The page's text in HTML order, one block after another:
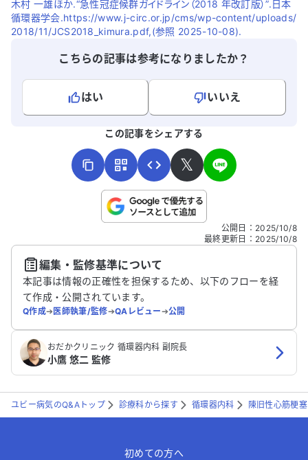
木村 一雄ほか.“急性冠症候群ガイドライン（2018 年改訂版）”.日本
循環器学会.https://www.j-circ.or.jp/cms/wp-content/uploads/
2018/11/JCS2018_kimura.pdf,(参照 2025-10-08).
こちらの記事は参考になりましたか？
はい
いいえ
こちらは送信専用のフォームです。氏名やご自身の病気の詳細な
送信する
この記事をシェアする
𝕏
公開日 ： 2025/10/8
最終更新日 ： 2025/10/8
編集・監修基準について
本記事は情報の正確性を担保するため、以下のフローを経
て作成・公開されています。
Q作成➔医師執筆/監修➔QAレビュー➔公開
おだかクリニック 循環器内科 副院長
小鷹 悠二 監修
ユビー病気のQ&Aトップ 診療科から探す 循環器内科 陳旧性心筋梗塞
初めての方へ